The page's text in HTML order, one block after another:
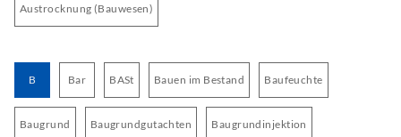
Austrocknung (Bauwesen)
B Bar BASt Bauen im Bestand Baufeuchte
Baugrund Baugrundgutachten Baugrundinjektion